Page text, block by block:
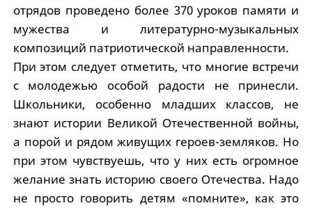
отрядов проведено более 370 уроков памяти и
мужества и литературно-музыкальных
композиций патриотической направленности.
При этом следует отметить, что многие встречи
с молодежью особой радости не принесли.
Школьники, особенно младших классов, не
знают истории Великой Отечественной войны,
а порой и рядом живущих героев-земляков. Но
при этом чувствуешь, что у них есть огромное
желание знать историю своего Отечества. Надо
не просто говорить детям «помните», как это